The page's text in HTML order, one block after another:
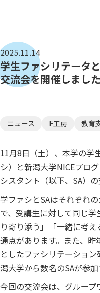
2025.11.14
学生ファシリテータ
交流会を開催しました
ニュース F工房 教育
11月8日（土）、本学の学
シ）と新潟大学NICEプロ
シスタント（以下、 SA）
学ファシとSAはそれぞれ
で、受講生に対して同じ
り寄り添う」「一緒に考
通点があります。また、
としたファシリテーション
潟大学から数名のSAが参
今回の交流会は、グルー